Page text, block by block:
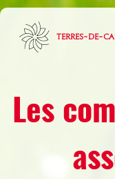
TERRES-DE-
Les